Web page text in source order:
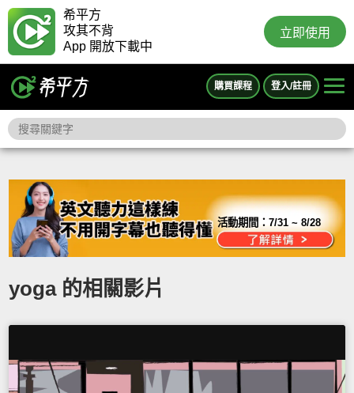
希平方
攻其不背
App 開放下載中
立即使用
購買課程 登入/註冊
活動期間：7/31 ~ 8/28
yoga 的相關影片